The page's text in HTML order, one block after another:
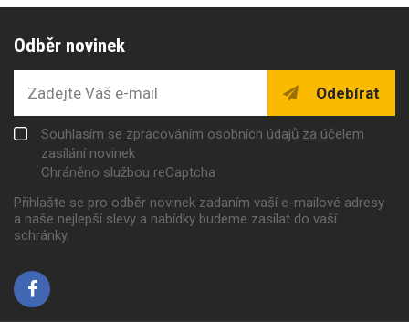
Odběr novinek
Odebírat
Souhlasím se zpracováním osobních údajů za účelem
zasílání novinek
Chráněno službou reCaptcha
Přihlašte se pro odběr novinek zadaním vaší e-mailové adresy
a naše nejlepší slevy a nabídky budeme zasílat do vaší
schránky.